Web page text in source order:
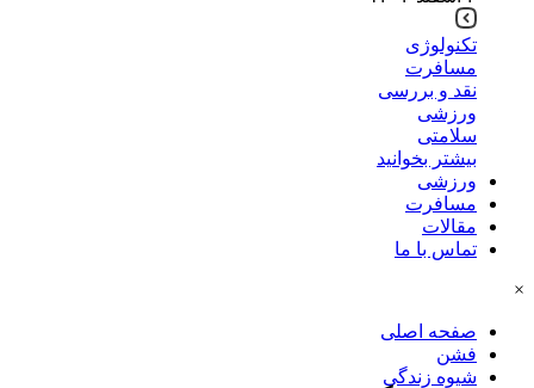
تکنولوژی
مسافرت
نقد و بررسی
ورزشی
سلامتی
بیشتر بخوانید
ورزشی
مسافرت
مقالات
تماس با ما
×
صفحه اصلی
فشن
شیوه زندگی